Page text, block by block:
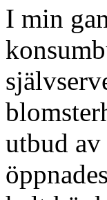
I min
utbud